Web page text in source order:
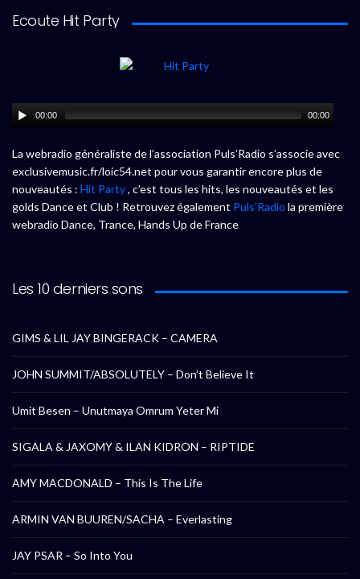
Ecoute Hit Party
00:00 00:00
La webradio généraliste de l’association Puls’Radio s’associe avec
exclusivemusic.fr/loic54.net pour vous garantir encore plus de
nouveautés : Hit Party, c’est tous les hits, les nouveautés et les
golds Dance et Club ! Retrouvez également Puls’Radio la première
webradio Dance, Trance, Hands Up de France
Les 10 derniers sons
GIMS & LIL JAY BINGERACK – CAMERA
JOHN SUMMIT/ABSOLUTELY – Don’t Believe It
Umit Besen – Unutmaya Omrum Yeter Mi
SIGALA & JAXOMY & ILAN KIDRON – RIPTIDE
AMY MACDONALD – This Is The Life
ARMIN VAN BUUREN/SACHA – Everlasting
JAY PSAR – So Into You